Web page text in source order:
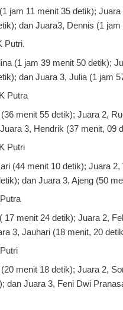
jam 11 menit 35 detik);
dan Juara3, Dennis (1
Putri.
(1 jam 39 menit 50 detik);
dan Juara 3, Julia (1 jam
Putra
menit 55 detik); Juara 2,
3, Hendrik (37 menit, 09
Putri
(44 menit 10 detik); Juara 2,
dan Juara 3, Ajeng (50
17 menit 24 detik); Juara 2,
3, Jauhari (18 menit, 20
menit 18 detik); Juara 2,
dan Juara 3, Feni Dwi